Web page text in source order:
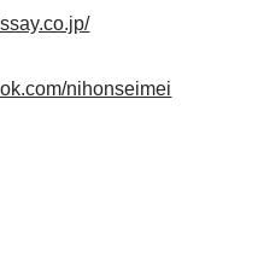
nihonseimei